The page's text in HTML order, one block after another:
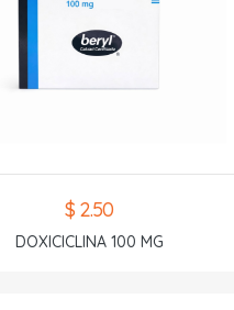
$ 2.50
DOXICICLINA 100 MG